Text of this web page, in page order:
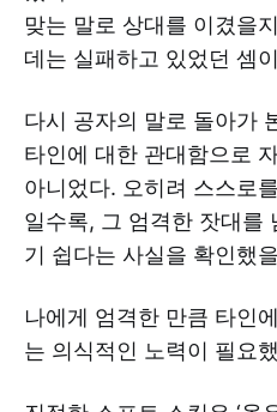
맞는 말로 상대를 이겼을
데는 실패하고 있었던 셈
다시 공자의 말로 돌아가
타인에 대한 관대함으로
아니었다. 오히려 스스로
일수록, 그 엄격한 잣대를
기 쉽다는 사실을 확인했
나에게 엄격한 만큼 타인
는 의식적인 노력이 필요